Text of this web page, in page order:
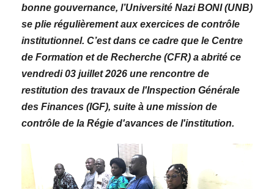
bonne gouvernance, l’Université Nazi BONI (UNB)
se plie régulièrement aux exercices de contrôle
institutionnel. C’est dans ce cadre que le Centre
de Formation et de Recherche (CFR) a abrité ce
vendredi 03 juillet 2026 une rencontre de
restitution des travaux de l'Inspection Générale
des Finances (IGF), suite à une mission de
contrôle de la Régie d'avances de l'institution.